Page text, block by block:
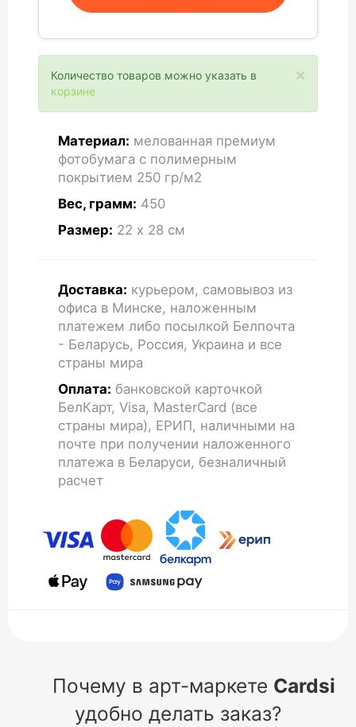
×
Количество товаров можно указать в
корзине
Материал: мелованная премиум
фотобумага с полимерным
покрытием 250 гр/м2
Вес, грамм: 450
Размер: 22 x 28 см
Доставка: курьером, самовывоз из
офиса в Минске, наложенным
платежем либо посылкой Белпочта
- Беларусь, Россия, Украина и все
страны мира
Оплата: банковской карточкой
БелКарт, Visa, MasterCard (все
страны мира), ЕРИП, наличными на
почте при получении наложенного
платежа в Беларуси, безналичный
расчет
Почему в арт-маркете Cardsi
удобно делать заказ?